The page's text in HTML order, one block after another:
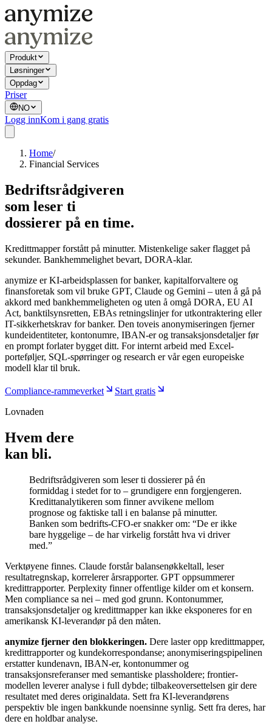
Produkt
Løsninger
Oppdag
Priser
NO
Logg innKom i gang gratis
Home/
Financial Services
Bedriftsrådgiveren
som leser ti
dossierer på en time.
Kredittmapper forstått på minutter. Mistenkelige saker flagget på
sekunder. Bankhemmelighet bevart, DORA-klar.
anymize er KI-arbeidsplassen for banker, kapitalforvaltere og
finansforetak som vil bruke GPT, Claude og Gemini – uten å gå på
akkord med bankhemmeligheten og uten å omgå DORA, EU AI
Act, banktilsynsretten, EBAs retningslinjer for utkontraktering eller
IT-sikkerhetskrav for banker. Den toveis anonymiseringen fjerner
kundeidentiteter, kontonumre, IBAN-er og transaksjonsdetaljer før
en prompt forlater bygget ditt. For internt arbeid med Excel-
porteføljer, SQL-spørringer og research er vår egen europeiske
modell klar til bruk.
Compliance-rammeverket
Start gratis
Lovnaden
Hvem dere
kan bli.
Bedriftsrådgiveren som leser ti dossierer på én
formiddag i stedet for to – grundigere enn forgjengeren.
Kredittanalytikeren som finner avvikene mellom
prognose og faktiske tall i en balanse på minutter.
Banken som bedrifts-CFO-er snakker om: “De er ikke
bare hyggelige – de har virkelig forstått hva vi driver
med.”
Verktøyene finnes. Claude forstår balansenøkkeltall, leser
resultatregnskap, korrelerer årsrapporter. GPT oppsummerer
kredittrapporter. Perplexity finner offentlige kilder om et konsern.
Men compliance sa nei – med god grunn. Kontonummer,
transaksjonsdetaljer og kredittmapper kan ikke eksponeres for en
amerikansk KI-leverandør på den måten.
anymize fjerner den blokkeringen. Dere laster opp kredittmapper,
kredittrapporter og kundekorrespondanse; anonymiseringspipelinen
erstatter kundenavn, IBAN-er, kontonummer og
transaksjonsreferanser med semantiske plassholdere; frontier-
modellen leverer analyse i full dybde; tilbakeoversettelsen gir dere
resultatet med deres originaldata. Sett fra KI-leverandørens
perspektiv ble ingen bankkunde noensinne synlig. Sett fra deres, har
dere en holdbar analyse.